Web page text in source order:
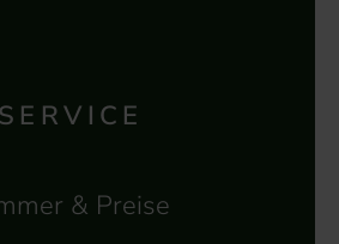
SERVICE
& Preise